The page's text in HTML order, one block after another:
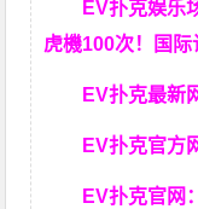
EV扑克娱乐
虎機100次！国际
EV扑克最新
EV扑克官方
EV扑克官网